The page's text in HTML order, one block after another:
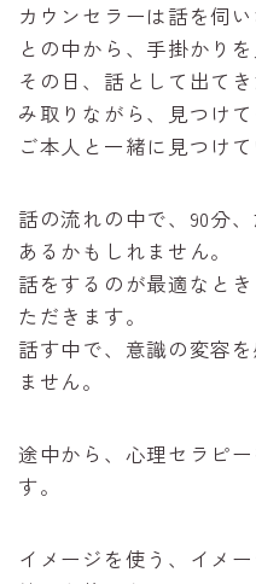
カウンセラーは話を伺
との中から、手掛かり
その日、話として出て
み取りながら、見つけ
ご本人と一緒に見つけて
話の流れの中で、90分
あるかもしれません。
話をするのが最適なと
ただきます。
話す中で、意識の変容
ません。
途中から、心理セラピ
す。
イメージを使う、イメ